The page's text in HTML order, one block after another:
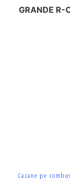
GRANDE R-
Cazane pe